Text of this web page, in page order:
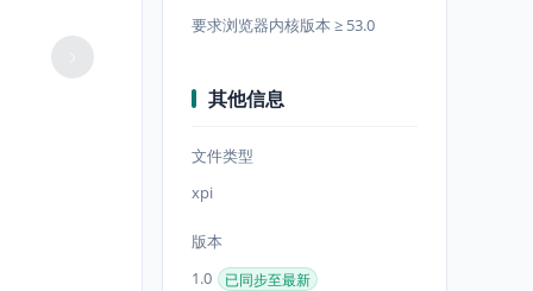
要求浏览器内核版本 ≥ 53.0
其他信息
文件类型
xpi
版本
1.0
已同步至最新